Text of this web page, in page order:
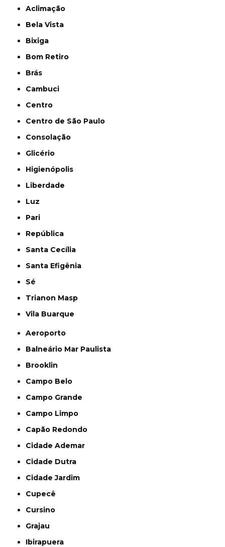
Aclimação
Bela Vista
Bixiga
Bom Retiro
Brás
Cambuci
Centro
Centro de São Paulo
Consolação
Glicério
Higienópolis
Liberdade
Luz
Pari
República
Santa Cecília
Santa Efigênia
Sé
Trianon Masp
Vila Buarque
Aeroporto
Balneário Mar Paulista
Brooklin
Campo Belo
Campo Grande
Campo Limpo
Capão Redondo
Cidade Ademar
Cidade Dutra
Cidade Jardim
Cupecê
Cursino
Grajau
Ibirapuera